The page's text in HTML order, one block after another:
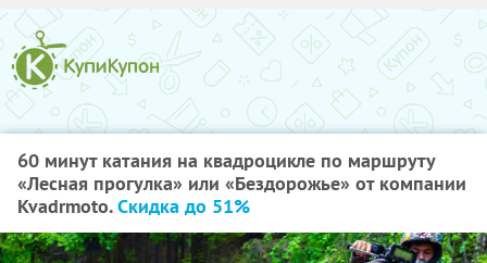
60 минут катания на квадроцикле по маршруту
«Лесная прогулка» или «Бездорожье» от компании
Kvadrmoto.Скидка до 51%